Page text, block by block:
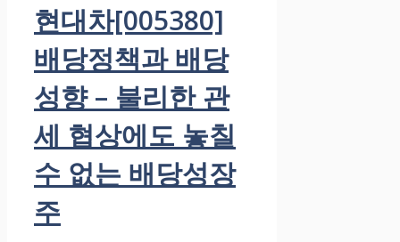
현대차[005380]
배당정책과 배당
성향 – 불리한 관
세 협상에도 놓칠
수 없는 배당성장
주